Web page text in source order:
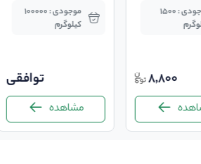
موجودی : 1500
8,800
موجودی : 100000
کیلوگرم
توافقی
مشاهده